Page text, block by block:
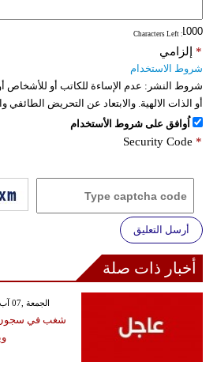
: Characters Left
إلزامي *
شروط الاستخدام
شروط النشر: عدم الإساءة للكاتب أو للأشخاص
أو الذات الالهية. والابتعاد عن التحريض الطائفي
اُوافق على شروط الأستخدام
Security Code *
أرسل التعليق
أخبار ذات صلة
GMT 20:15 2026 الجمعة ,07 آب / أغسطس